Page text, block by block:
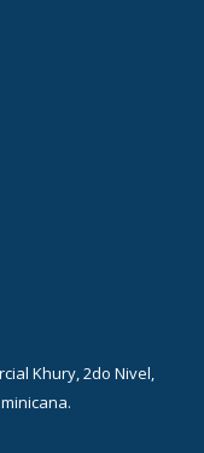
Khury, 2do Nivel,